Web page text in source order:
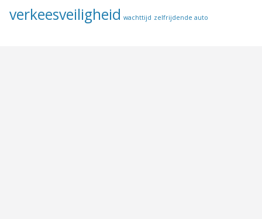
verkeesveiligheid wachttijd zelfrijdende auto